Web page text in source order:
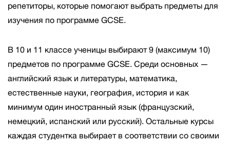
репетиторы, которые помогают выбрать предметы для
изучения по программе GCSE.
В 10 и 11 классе ученицы выбирают 9 (максимум 10)
предметов по программе GCSE. Среди основных —
английский язык и литературы, математика,
естественные науки, география, история и как
минимум один иностранный язык (французский,
немецкий, испанский или русский). Остальные курсы
каждая студентка выбирает в соответствии со своими